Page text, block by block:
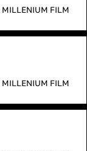
MILLENIUM FILM
MILLENIUM FILM